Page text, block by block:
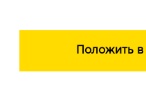
Положить